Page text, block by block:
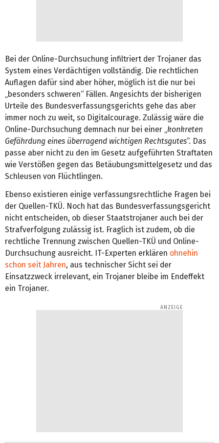
Bei der Online-Durchsuchung infiltriert der Trojaner das
System eines Verdächtigen vollständig. Die rechtlichen
Auflagen dafür sind aber höher, möglich ist die nur bei
„besonders schweren“ Fällen. Angesichts der bisherigen
Urteile des Bundesverfassungsgerichts gehe das aber
immer noch zu weit, so Digitalcourage. Zulässig wäre die
Online-Durchsuchung demnach nur bei einer „ konkreten
Gefährdung eines überragend wichtigen Rechtsgutes“. Das
passe aber nicht zu den im Gesetz aufgeführten Straftaten
wie Verstößen gegen das Betäubungsmittelgesetz und das
Schleusen von Flüchtlingen.
Ebenso existieren einige verfassungsrechtliche Fragen bei
der Quellen-TKÜ. Noch hat das Bundesverfassungsgericht
nicht entscheiden, ob dieser Staatstrojaner auch bei der
Strafverfolgung zulässig ist. Fraglich ist zudem, ob die
rechtliche Trennung zwischen Quellen-TKÜ und Online-
Durchsuchung ausreicht. IT-Experten erklären ohnehin
schon seit Jahren, aus technischer Sicht sei der
Einsatzzweck irrelevant, ein Trojaner bleibe im Endeffekt
ein Trojaner.